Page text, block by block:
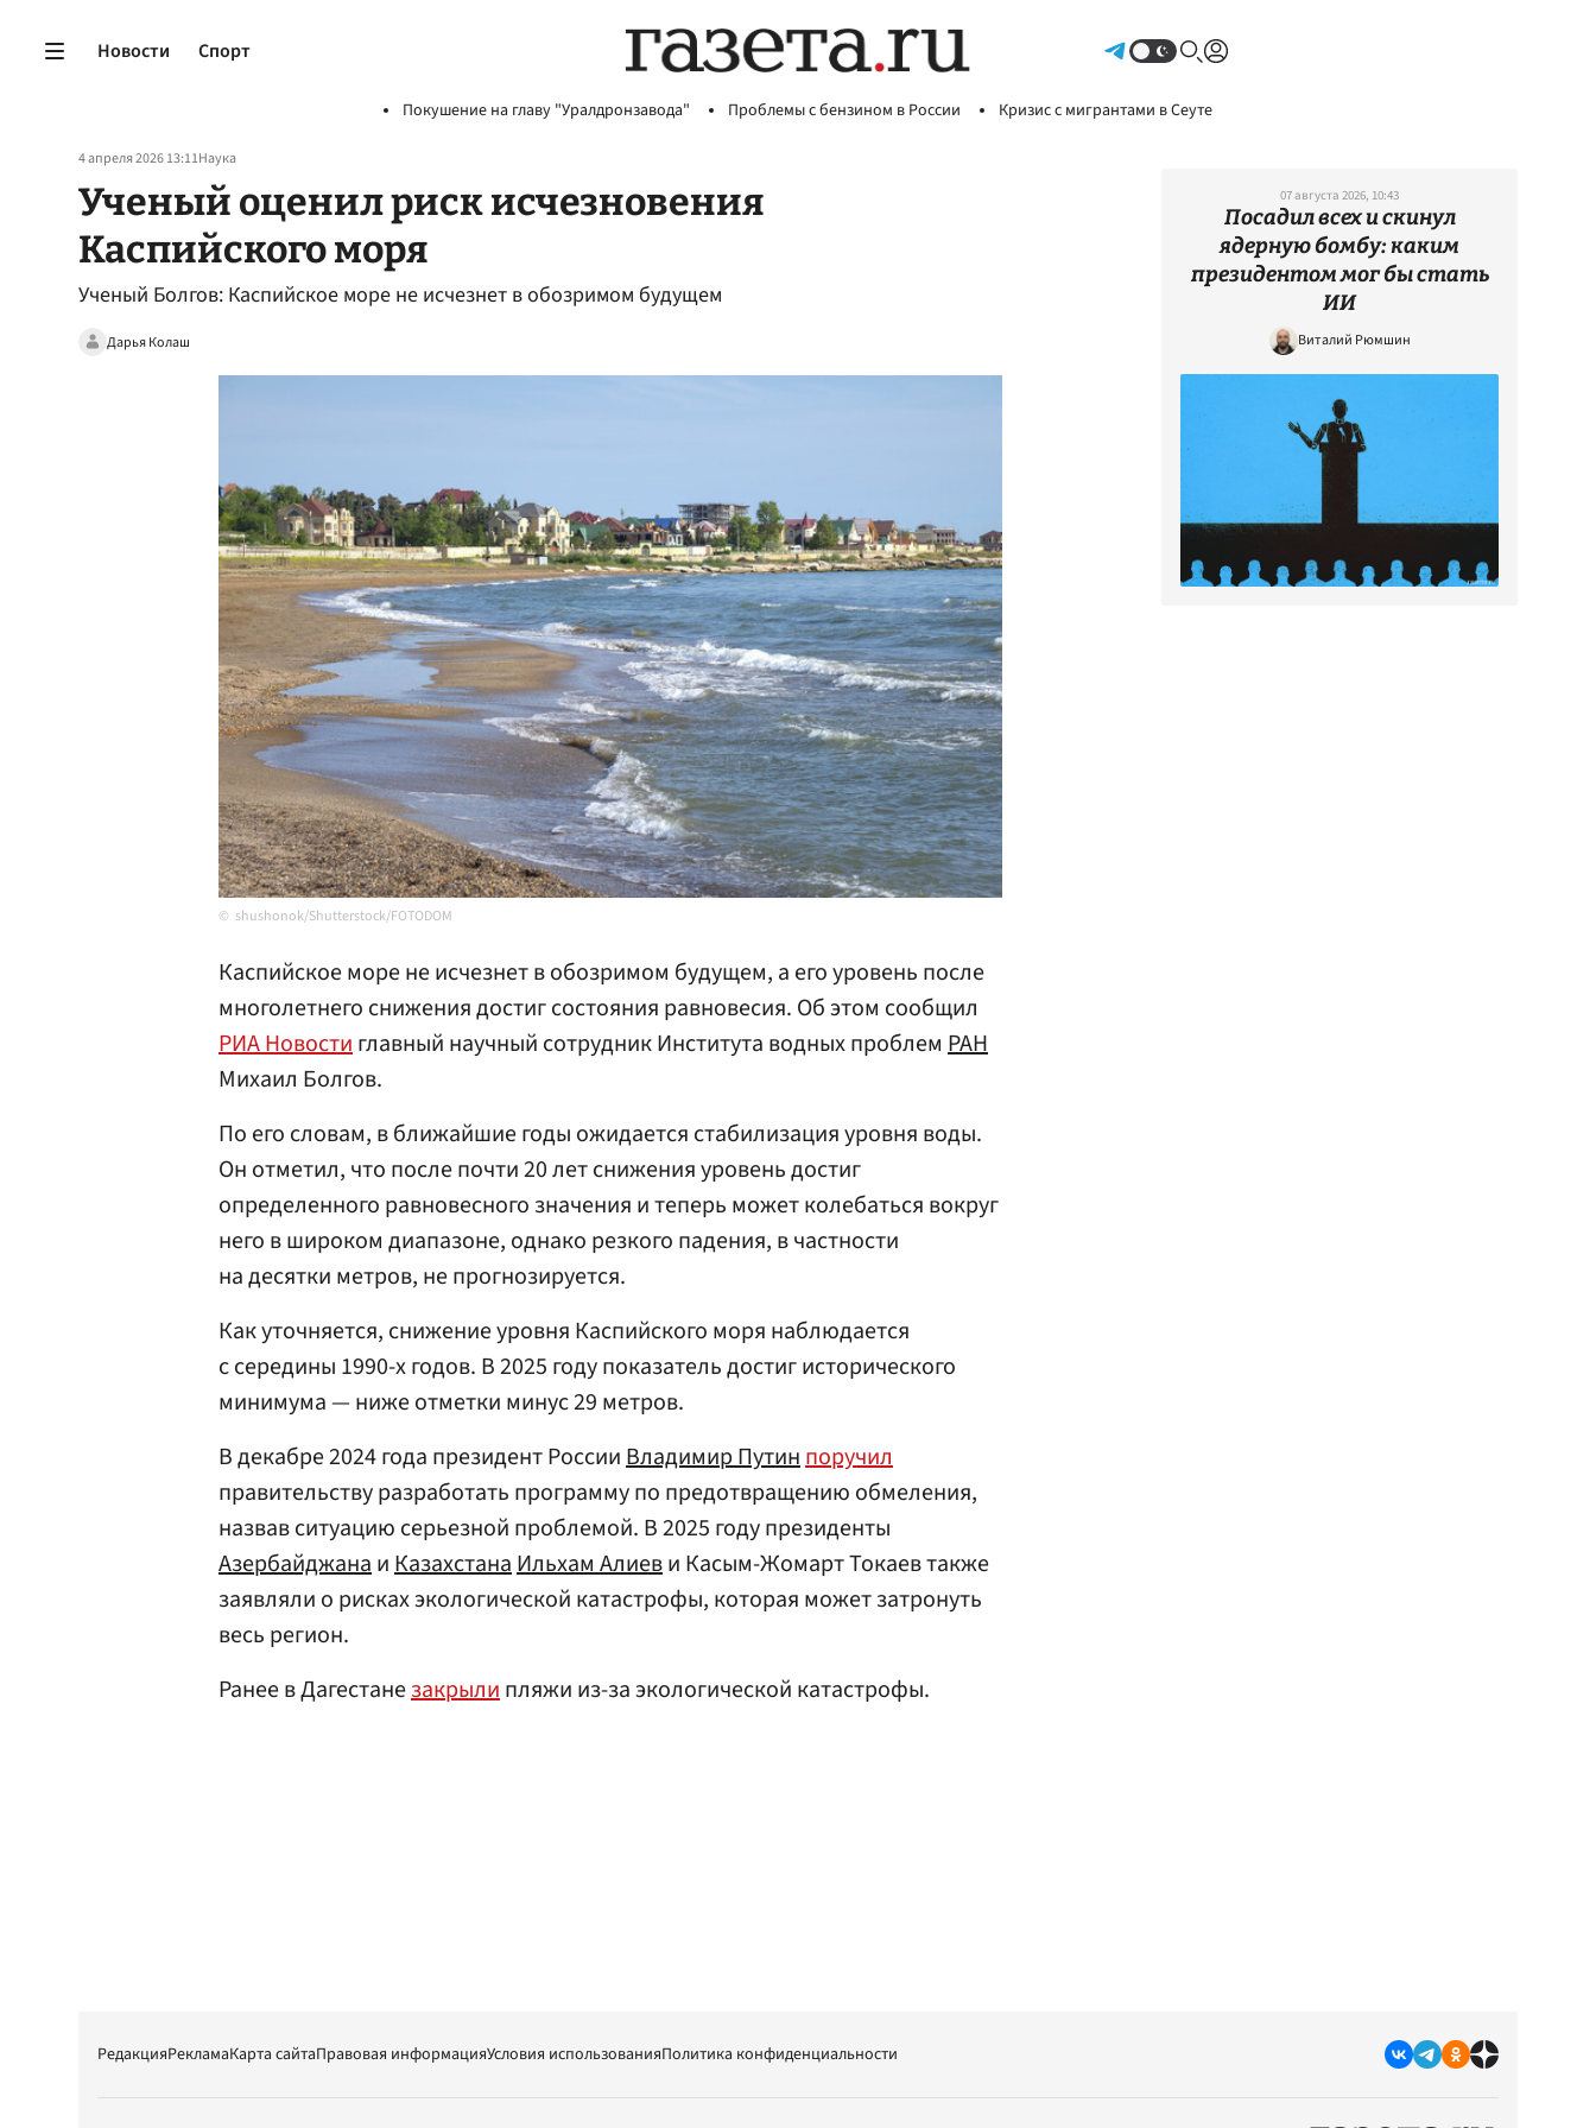
Новости Спорт
Покушение на главу "Уралдронзавода" Проблемы с бензином в России Кризис с мигрантами в Сеуте
4 апреля 2026 13:11Наука
Ученый оценил риск исчезновения
Каспийского моря
Ученый Болгов: Каспийское море не исчезнет в обозримом будущем
Дарья Колаш
shushonok/Shutterstock/FOTODOM
Каспийское море не исчезнет в обозримом будущем, а его уровень после
многолетнего снижения достиг состояния равновесия. Об этом сообщил
РИА Новостиглавный научный сотрудник Института водных проблем РАН
Михаил Болгов.
По его словам, в ближайшие годы ожидается стабилизация уровня воды.
Он отметил, что после почти 20 лет снижения уровень достиг
определенного равновесного значения и теперь может колебаться вокруг
него в широком диапазоне, однако резкого падения, в частности
на десятки метров, не прогнозируется.
Как уточняется, снижение уровня Каспийского моря наблюдается
с середины 1990-х годов. В 2025 году показатель достиг исторического
минимума — ниже отметки минус 29 метров.
В декабре 2024 года президент РоссииВладимир Путинпоручил
правительству разработать программу по предотвращению обмеления,
назвав ситуацию серьезной проблемой. В 2025 году президенты
АзербайджанаиКазахстанаИльхам Алиеви Касым-Жомарт Токаев также
заявляли о рисках экологической катастрофы, которая может затронуть
весь регион.
Ранее в Дагестанезакрылипляжи из-за экологической катастрофы.
07 августа 2026, 10:43
Посадил всех и скинул
ядерную бомбу: каким
президентом мог бы стать
ИИ
Виталий Рюмшин
РедакцияРекламаКарта сайтаПравовая информацияУсловия использованияПолитика конфиденциальности